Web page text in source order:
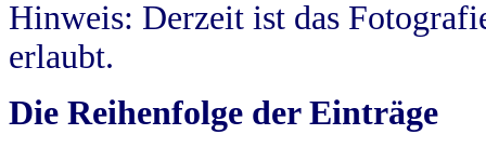
Hinweis: Derzeit ist das
erlaubt.
Die Reihenfolge der Einträge